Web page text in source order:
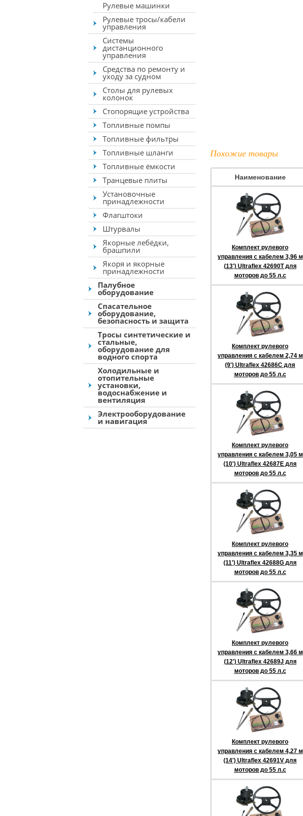
Рулевые машинки
Рулевые тросы/кабели
управления
Системы
дистанционного
управления
Средства по ремонту и
уходу за судном
Столы для рулевых
колонок
Стопорящие устройства
Топливные помпы
Топливные фильтры
Топливные шланги
Топливные ёмкости
Транцевые плиты
Установочные
принадлежности
Флагштоки
Штурвалы
Якорные лебёдки,
брашпили
Якоря и якорные
принадлежности
Палубное
оборудование
Спасательное
оборудование,
безопасность и защита
Тросы синтетические и
стальные,
оборудование для
водного спорта
Холодильные и
отопительные
установки,
водоснабжение и
вентиляция
Электрооборудование
и навигация
Похожие товары
Наименование
Комплект рулевого
управления с кабелем 3,96 м
(13') Ultraflex 42690T для
моторов до 55 л.с
Комплект рулевого
управления с кабелем 2,74 м
(9') Ultraflex 42686C для
моторов до 55 л.с
Комплект рулевого
управления с кабелем 3,05 м
(10') Ultraflex 42687E для
моторов до 55 л.с
Комплект рулевого
управления с кабелем 3,35 м
(11') Ultraflex 42688G для
моторов до 55 л.с
Комплект рулевого
управления с кабелем 3,66 м
(12') Ultraflex 42689J для
моторов до 55 л.с
Комплект рулевого
управления с кабелем 4,27 м
(14') Ultraflex 42691V для
моторов до 55 л.с